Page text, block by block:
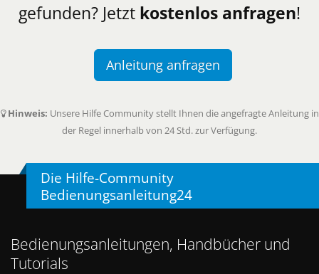
gefunden? Jetzt kostenlos anfragen!
Anleitung anfragen
Hinweis: Unsere Hilfe Community stellt Ihnen die angefragte Anleitung in
der Regel innerhalb von 24 Std. zur Verfügung.
Die Hilfe-Community
Bedienungsanleitung24
Bedienungsanleitungen, Handbücher und
Tutorials